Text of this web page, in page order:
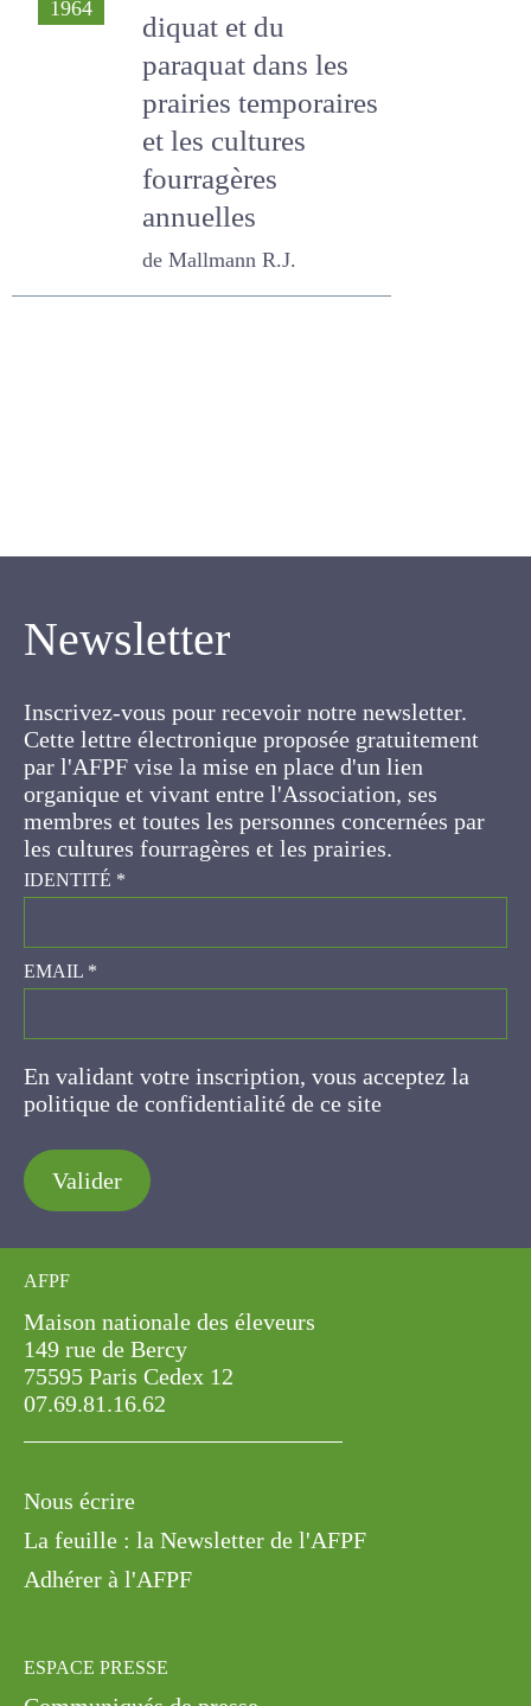
#18
L'utilisation du
diquat et du
paraquat dans les
prairies
temporaires et les
cultures
fourragères
annuelles
Newsletter
Cette lettre électronique proposée
gratuitement par l'AFPF vise la mise en place
d'un lien organique et vivant entre l'Association,
ses membres et toutes les personnes
concernées par les cultures fourragères et les
prairies.
IDENTITÉ*
EMAIL*
En validant votre inscription, vous acceptez la
politique de confidentialité de ce site
Valider
AFPF
Maison nationale des éleveurs
149 rue de Bercy
75595 Paris Cedex 12
07.69.81.16.62
Nous écrire
La feuille : la Newsletter de l'AFPF
Adhérer à l'AFPF
ESPACE PRESSE